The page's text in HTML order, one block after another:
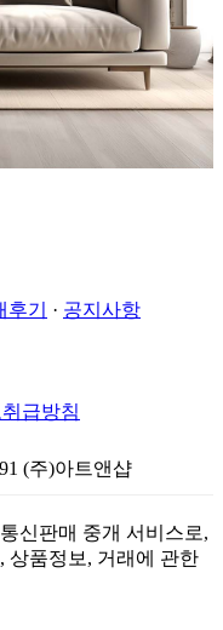
후기 · 공지사항
급방침
(주)아트앤샵
신판매 중개 서비스로,
상품정보, 거래에 관한